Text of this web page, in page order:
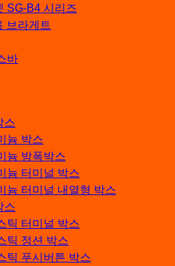
SG-B4 시리즈
브라게트
바
스
늄 박스
늄 방폭박스
늄 터미널 박스
늄 터미널 내열형 박스
스
틱 터미널 박스
틱 정션 박스
틱 푸시버튼 박스